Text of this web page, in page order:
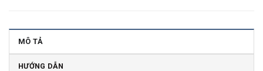
MÔ TẢ
HƯỚNG DẪN